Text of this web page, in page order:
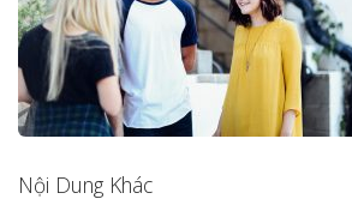
Nội Dung Khác